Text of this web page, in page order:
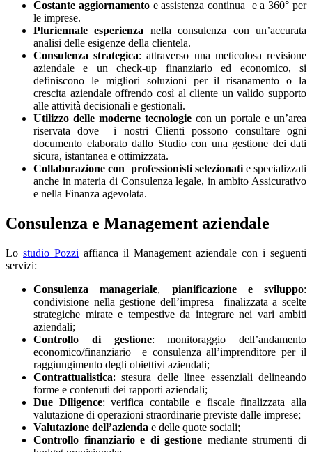
Costante aggiornamentoe assistenza continua e a 360° per
le imprese.
Pluriennale esperienza nella consulenza con un’accurata
analisi delle esigenze della clientela.
Consulenza strategica: attraverso una meticolosa revisione
aziendale e un check-up finanziario ed economico, si
definiscono le migliori soluzioni per il risanamento o la
crescita aziendale offrendo così al cliente un valido supporto
alle attività decisionali e gestionali.
Utilizzo delle moderne tecnologiecon un portale e un’area
riservata dove
i nostri Clienti possono consultare ogni
documento elaborato dallo Studio con una gestione dei dati
sicura, istantanea e ottimizzata.
Collaborazione con professionisti selezionatie specializzati
anche in materia di Consulenza legale, in ambito Assicurativo
e nella Finanza agevolata.
Consulenza e Management aziendale
Lo studio Pozzi affianca il Management aziendale con i seguenti
servizi:
Consulenza manageriale, pianificazione e sviluppo:
condivisione nella gestione dell’impresa
finalizzata a scelte
strategiche mirate e tempestive da integrare nei vari ambiti
aziendali;
Controllo di gestione: monitoraggio dell’andamento
economico/finanziario
e consulenza all’imprenditore per il
raggiungimento degli obiettivi aziendali;
Contrattualistica: stesura delle linee essenziali delineando
forme e contenuti dei rapporti aziendali;
Due Diligence: verifica contabile e fiscale finalizzata alla
valutazione di operazioni straordinarie previste dalle imprese;
Valutazione dell’azienda e delle quote sociali;
Controllo finanziario e di gestione mediante strumenti di